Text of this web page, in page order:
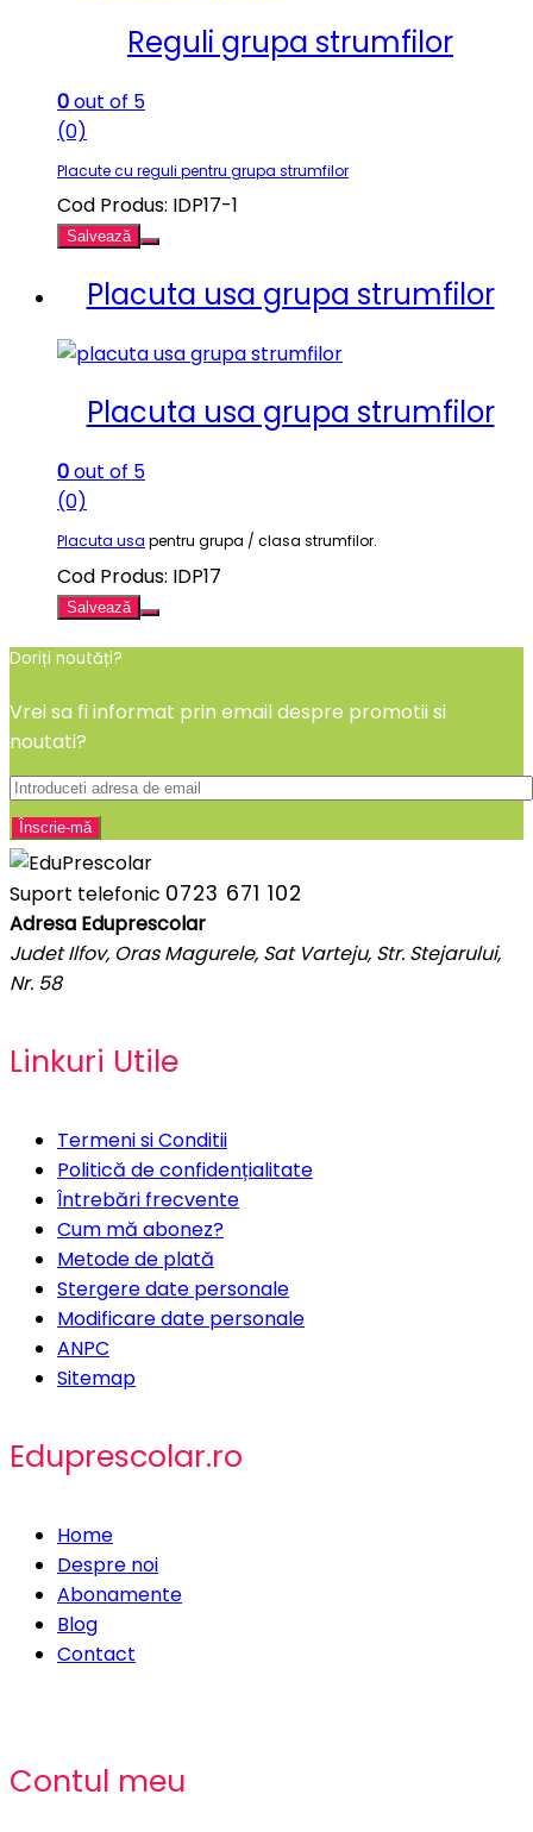
Reguli grupa strumfilor
0out of 5
(0)
Placute cu reguli pentru grupa strumfilor
Cod Produs: IDP17-1
Salvează
Placuta usa grupa strumfilor
Placuta usa grupa strumfilor
0out of 5
(0)
Placuta usa pentru grupa / clasa strumfilor.
Cod Produs: IDP17
Salvează
Doriți noutăți?
Vrei sa fi informat prin email despre promotii si
noutati?
Suport telefonic 0723 671 102
Adresa Eduprescolar
Judet Ilfov, Oras Magurele, Sat Varteju, Str. Stejarului,
Nr. 58
Linkuri Utile
Termeni si Conditii
Politică de confidențialitate
Întrebări frecvente
Cum mă abonez?
Metode de plată
Stergere date personale
Modificare date personale
ANPC
Sitemap
Eduprescolar.ro
Home
Despre noi
Abonamente
Blog
Contact
Contul meu